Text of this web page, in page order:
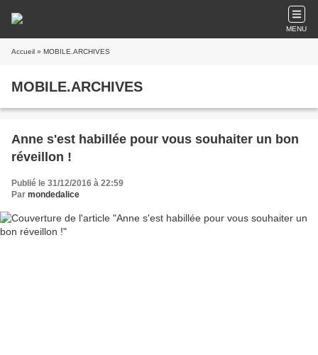
MENU
Accueil » MOBILE.ARCHIVES
MOBILE.ARCHIVES
Anne s'est habillée pour vous souhaiter un bon
réveillon !
Publié le 31/12/2016 à 22:59
Par mondedalice